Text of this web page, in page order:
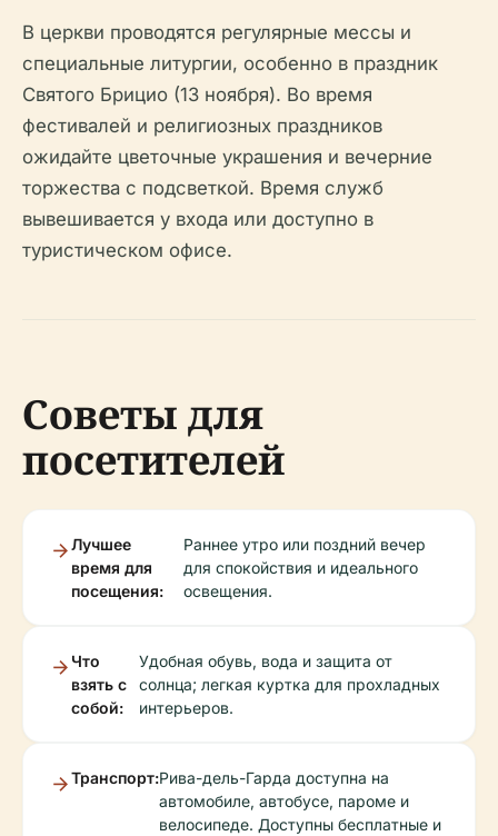
В церкви проводятся регулярные мессы и
специальные литургии, особенно в праздник
Святого Брицио (13 ноября). Во время
фестивалей и религиозных праздников
ожидайте цветочные украшения и вечерние
торжества с подсветкой. Время служб
вывешивается у входа или доступно в
туристическом офисе.
Советы для
посетителей
Лучшее
время для
посещения:
Раннее утро или поздний вечер
для спокойствия и идеального
освещения.
Что
взять с
собой:
Удобная обувь, вода и защита от
солнца; легкая куртка для прохладных
интерьеров.
Транспорт:Рива-дель-Гарда доступна на
автомобиле, автобусе, пароме и
велосипеде. Доступны бесплатные и